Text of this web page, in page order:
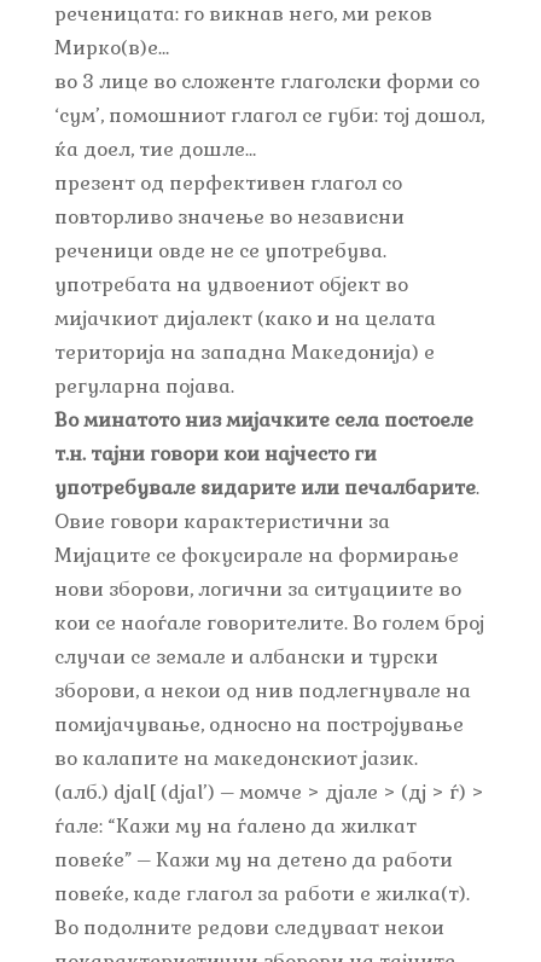
реченицата: го викнав него, ми реков
Мирко(в)е…
во 3 лице во сложенте глаголски форми со
‘сум’, помошниот глагол се губи: тој дошол,
ќа доел, тие дошле…
презент од перфективен глагол со
повторливо значење во независни
реченици овде не се употребува.
употребата на удвоениот објект во
мијачкиот дијалект (како и на целата
територија на западна Македонија) е
регуларна појава.
Во минатото низ мијачките села постоеле
т.н. тајни говори кои најчесто ги
употребувале ѕидарите или печалбарите.
Овие говори карактеристични за
Мијаците се фокусирале на формирање
нови зборови, логични за ситуациите во
кои се наоѓале говорителите. Во голем број
случаи се земале и албански и турски
зборови, а некои од нив подлегнувале на
помијачување, односно на постројување
во калапите на македонскиот јазик.
(алб.) djal[ (djal’) – момче > дјале > (дј > ѓ) >
ѓале: “Кажи му на ѓалено да жилкат
повеќе” – Кажи му на детено да работи
повеќе, каде глагол за работи е жилка(т).
Во подолните редови следуваат некои